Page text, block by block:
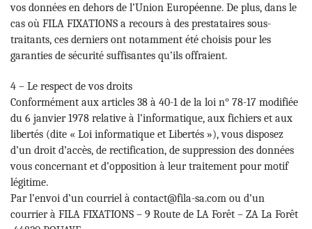
vos données en dehors de l’Union Européenne. De plus, dans le
cas où FILA FIXATIONS a recours à des prestataires sous-
traitants, ces derniers ont notamment été choisis pour les
garanties de sécurité suffisantes qu’ils offraient.
4 – Le respect de vos droits
Conformément aux articles 38 à 40-1 de la loi n° 78-17 modifiée
du 6 janvier 1978 relative à l’informatique, aux fichiers et aux
libertés (dite « Loi informatique et Libertés »), vous disposez
d’un droit d’accès, de rectification, de suppression des données
vous concernant et d’opposition à leur traitement pour motif
légitime.
Par l’envoi d’un courriel à contact@fila-sa.com ou d’un
courrier à FILA FIXATIONS – 9 Route de LA Forêt – ZA La Forêt